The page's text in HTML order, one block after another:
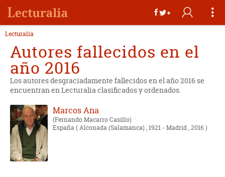
Lecturalia
Autores fallecidos en el
año 2016
Los autores desgraciadamente fallecidos en el año 2016 se
encuentran en Lecturalia clasificados y ordenados.
Marcos Ana
Fernando Macarro Casillo
España( Alconada (Salamanca) , 1921 - Madrid , 2016 )